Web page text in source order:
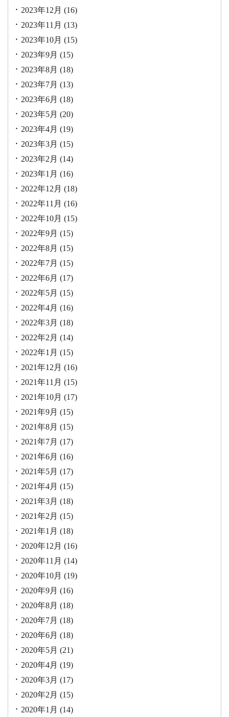
2023年12月 (16)
2023年11月 (13)
2023年10月 (15)
2023年9月 (15)
2023年8月 (18)
2023年7月 (13)
2023年6月 (18)
2023年5月 (20)
2023年4月 (19)
2023年3月 (15)
2023年2月 (14)
2023年1月 (16)
2022年12月 (18)
2022年11月 (16)
2022年10月 (15)
2022年9月 (15)
2022年8月 (15)
2022年7月 (15)
2022年6月 (17)
2022年5月 (15)
2022年4月 (16)
2022年3月 (18)
2022年2月 (14)
2022年1月 (15)
2021年12月 (16)
2021年11月 (15)
2021年10月 (17)
2021年9月 (15)
2021年8月 (15)
2021年7月 (17)
2021年6月 (16)
2021年5月 (17)
2021年4月 (15)
2021年3月 (18)
2021年2月 (15)
2021年1月 (18)
2020年12月 (16)
2020年11月 (14)
2020年10月 (19)
2020年9月 (16)
2020年8月 (18)
2020年7月 (18)
2020年6月 (18)
2020年5月 (21)
2020年4月 (19)
2020年3月 (17)
2020年2月 (15)
2020年1月 (14)